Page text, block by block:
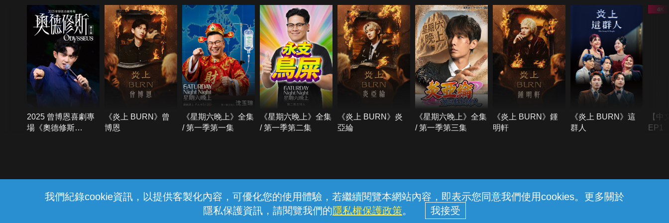
我們紀錄cookie資訊，以提供客製化內容，可優化您的使用體驗，若繼續閱覽本網站內容，即表示您同意我們使用cookies。更多關於
隱私保護資訊，請閱覽我們的隱私權保護政策。
2025 曾博恩喜劇專
場《奧德修斯
《炎上 BURN》曾
博恩
《星期六晚上》全集
/ 第一季第一集
《星期六晚上》全集
/ 第一季第二集
《炎上 BURN》炎
亞綸
《星期六晚上》全集
/ 第一季第三集
《炎上 BURN》鍾
明軒
《炎上 BURN》這
群人
【中
EP1
線上客服 服務條款 隱私權保護
中華電信股份有限公司個人家庭分公司 (統一編號：96979949) © 2026